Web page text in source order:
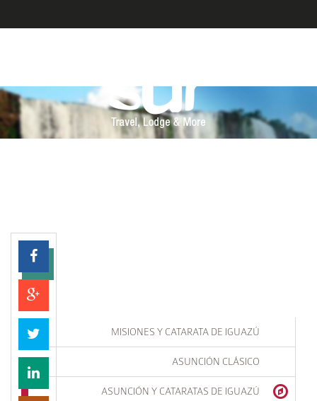
MISIONES Y CATARATA DE IGUAZÚ
ASUNCIÓN CLÁSICO
ASUNCIÓN Y CATARATAS DE IGUAZÚ